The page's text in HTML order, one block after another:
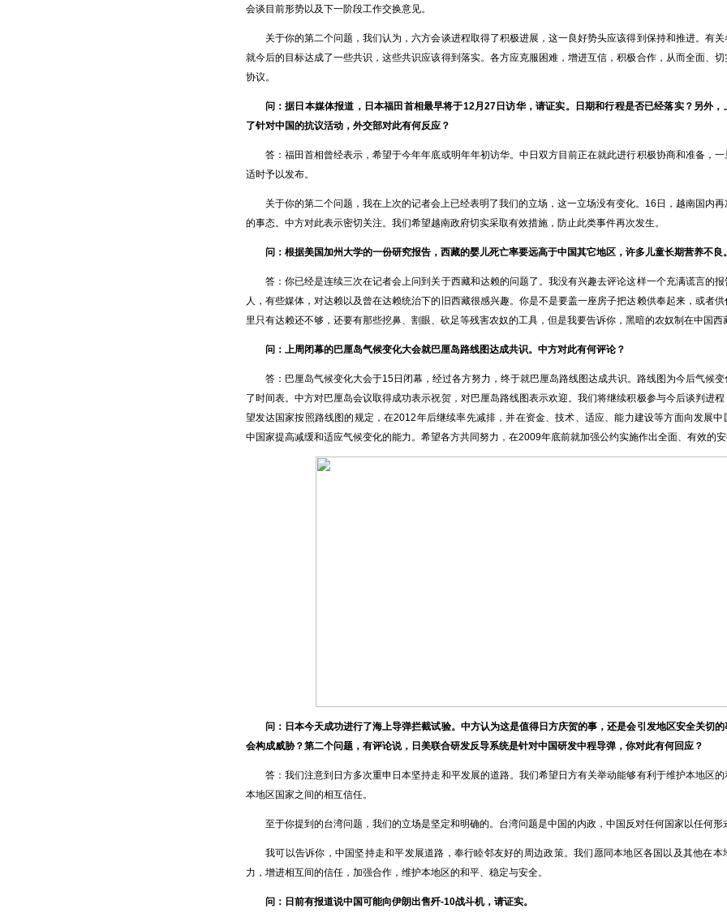
会谈目前形势以及下一阶段工作交换意见。
关于你的第二个问题，我们认为，六方会谈进程取得了积极进展，这一良好势头应该得到保持和推进。有关
就今后的目标达成了一些共识，这些共识应该得到落实。各方应克服困难，增进互信，积极合作，从而全面、
协议。
问：据日本媒体报道，日本福田首相最早将于12月27日访华，请证实。日期和行程是否已经落实？另外
了针对中国的抗议活动，外交部对此有何反应？
答：福田首相曾经表示，希望于今年年底或明年年初访华。中日双方目前正在就此进行积极协商和准备，一
适时予以发布。
关于你的第二个问题，我在上次的记者会上已经表明了我们的立场，这一立场没有变化。16日，越南国内再
的事态。中方对此表示密切关注。我们希望越南政府切实采取有效措施，防止此类事件再次发生。
问：根据美国加州大学的一份研究报告，西藏的婴儿死亡率要远高于中国其它地区，许多儿童长期营养不良
答：你已经是连续三次在记者会上问到关于西藏和达赖的问题了。我没有兴趣去评论这样一个充满谎言的报
人，有些媒体，对达赖以及曾在达赖统治下的旧西藏很感兴趣。你是不是要盖一座房子把达赖供奉起来，或者
里只有达赖还不够，还要有那些挖鼻、割眼、砍足等残害农奴的工具，但是我要告诉你，黑暗的农奴制在中国西
问：上周闭幕的巴厘岛气候变化大会就巴厘岛路线图达成共识。中方对此有何评论？
答：巴厘岛气候变化大会于15日闭幕，经过各方努力，终于就巴厘岛路线图达成共识。路线图为今后气候变
了时间表。中方对巴厘岛会议取得成功表示祝贺，对巴厘岛路线图表示欢迎。我们将继续积极参与今后谈判进
望发达国家按照路线图的规定，在2012年后继续率先减排，并在资金、技术、适应、能力建设等方面向发展
中国家提高减缓和适应气候变化的能力。希望各方共同努力，在2009年底前就加强公约实施作出全面、有效的安
问：日本今天成功进行了海上导弹拦截试验。中方认为这是值得日方庆贺的事，还是会引发地区安全关切
会构成威胁？第二个问题，有评论说，日美联合研发反导系统是针对中国研发中程导弹，你对此有何回应？
答：我们注意到日方多次重申日本坚持走和平发展的道路。我们希望日方有关举动能够有利于维护本地区的
本地区国家之间的相互信任。
至于你提到的台湾问题，我们的立场是坚定和明确的。台湾问题是中国的内政，中国反对任何国家以任何形
我可以告诉你，中国坚持走和平发展道路，奉行睦邻友好的周边政策。我们愿同本地区各国以及其他在本
力，增进相互间的信任，加强合作，维护本地区的和平、稳定与安全。
问：日前有报道说中国可能向伊朗出售歼-10战斗机，请证实。